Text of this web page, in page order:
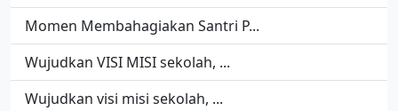
Momen Membahagiakan Santri P...
Wujudkan VISI MISI sekolah, ...
Wujudkan visi misi sekolah, ...